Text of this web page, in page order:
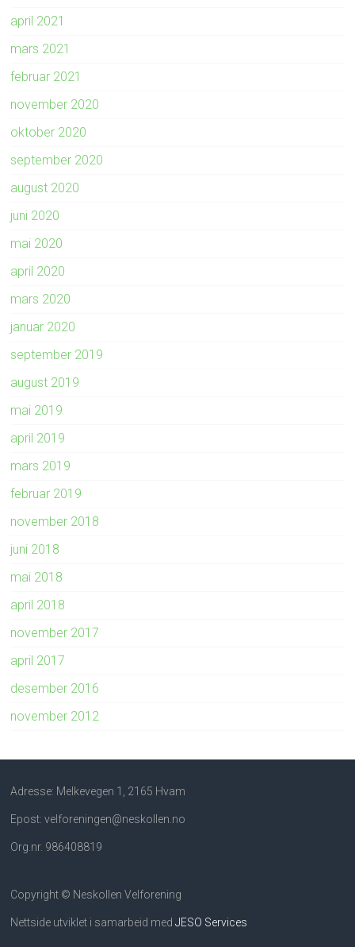
april 2021
mars 2021
februar 2021
november 2020
oktober 2020
september 2020
august 2020
juni 2020
mai 2020
april 2020
mars 2020
januar 2020
september 2019
august 2019
mai 2019
april 2019
mars 2019
februar 2019
november 2018
juni 2018
mai 2018
april 2018
november 2017
april 2017
desember 2016
november 2012
Adresse: Melkevegen 1, 2165 Hvam
Epost: velforeningen@neskollen.no
Org.nr. 986408819
Copyright © Neskollen Velforening
Nettside utviklet i samarbeid medJESO Services